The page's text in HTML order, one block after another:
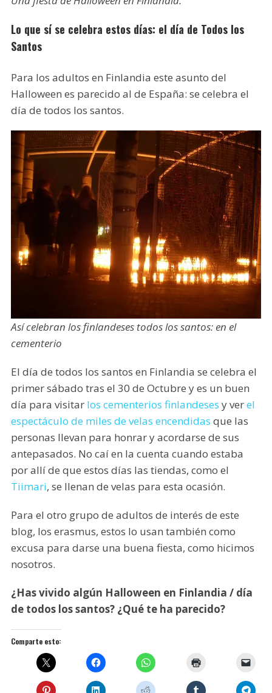
Lo que sí se celebra estos días: el día de Todos los
Santos
Para los adultos en Finlandia este asunto del
Halloween es parecido al de España: se celebra el
día de todos los santos.
Así celebran los finlandeses todos los santos: en el
cementerio
El día de todos los santos en Finlandia se celebra el
primer sábado tras el 30 de Octubre y es un buen
día para visitar los cementerios finlandeses y verel
espectáculo de miles de velas encendidas que las
personas llevan para honrar y acordarse de sus
antepasados. No caí en la cuenta cuando estaba
por allí de que estos días las tiendas, como el
Tiimari, se llenan de velas para esta ocasión.
Para el otro grupo de adultos de interés de este
blog, los erasmus, estos lo usan también como
excusa para darse una buena fiesta, como hicimos
nosotros.
¿Has vivido algún Halloween en Finlandia / día
de todos los santos? ¿Qué te ha parecido?
Comparte esto: